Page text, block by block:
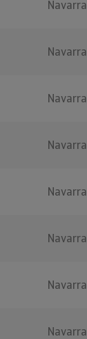
Navarra
Navarra
Navarra
Navarra
Navarra
Navarra
Navarra
Navarra